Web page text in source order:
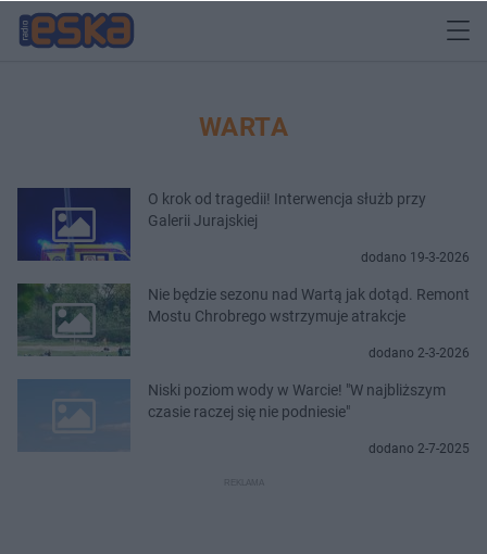
WARTA
O krok od tragedii! Interwencja służb przy
Galerii Jurajskiej
dodano 19-3-2026
Nie będzie sezonu nad Wartą jak dotąd. Remont
Mostu Chrobrego wstrzymuje atrakcje
dodano 2-3-2026
Niski poziom wody w Warcie! "W najbliższym
czasie raczej się nie podniesie"
dodano 2-7-2025